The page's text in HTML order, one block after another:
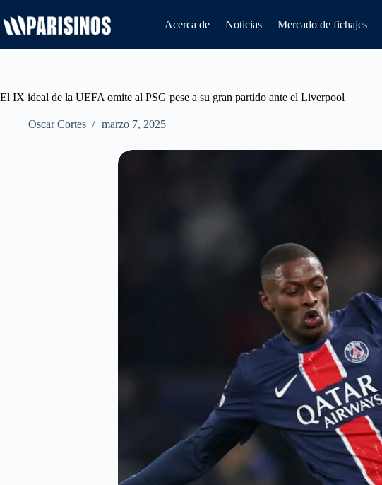
al
contenido
Acerca de Noticias Mercado de fichajes
El IX ideal de la UEFA omite al PSG pese a su gran partido ante el Liverpool
Oscar Cortes marzo 7, 2025